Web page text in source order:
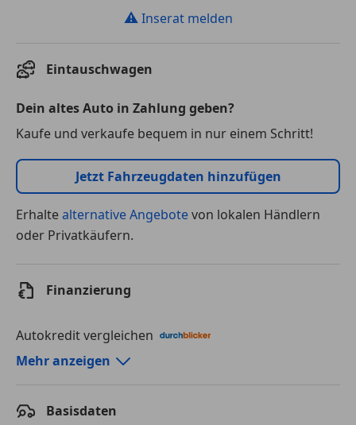
⚠ Inserat melden
Eintauschwagen
Dein altes Auto in Zahlung geben?
Kaufe und verkaufe bequem in nur einem Schritt!
Jetzt Fahrzeugdaten hinzufügen
Erhaltealternative Angebotevon lokalen Händlern
oder Privatkäufern.
Finanzierung
Autokredit vergleichen
Autokredit-Rechner von durchblicker.at
Mehr anzeigen
Basisdaten